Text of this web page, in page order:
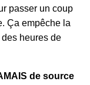
passer un coup
Ça empêche la
heures de
de source